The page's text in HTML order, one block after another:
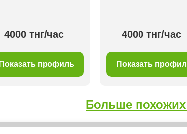
4000 тнг/час
Показать профиль
4000 тнг/час
Показать
Больше похожих